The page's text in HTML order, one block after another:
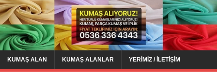
KUMAŞ ALAN KUMAŞ ALANLAR YERIMIZ / İLETIŞIM